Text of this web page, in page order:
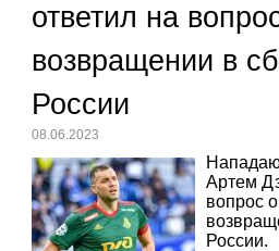
ответил на
возвращении в
России
08.06.2023
Артем
вопрос
России.